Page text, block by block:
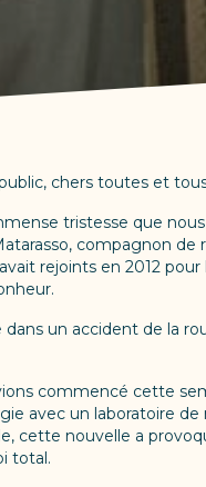
chers toutes et
tristesse que
compagnon de
rejoints en 2012
un accident de la
commencé cette
avec un laboratoire
cette nouvelle a
total.